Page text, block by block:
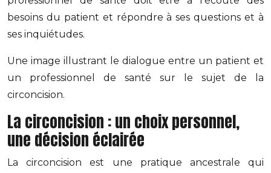
besoins du patient et répondre à ses questions et à
ses inquiétudes.
Une image illustrant le dialogue entre un patient et
un professionnel de santé sur le sujet de la
circoncision.
La circoncision : un choix personnel,
une décision éclairée
La circoncision est une pratique ancestrale qui